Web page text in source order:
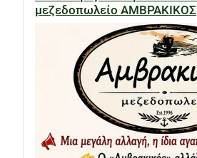
μεζεδοπωλείο ΑΜΒΡΑΚΙΚΟΣ